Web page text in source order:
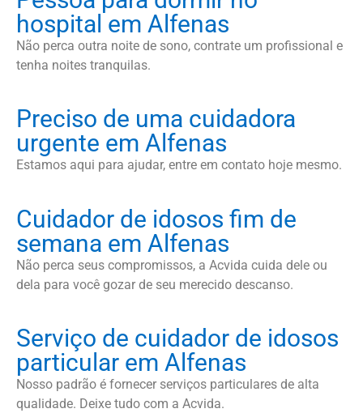
hospital em Alfenas
Não perca outra noite de sono, contrate um profissional e
tenha noites tranquilas.
Preciso de uma cuidadora
urgente em Alfenas
Estamos aqui para ajudar, entre em contato hoje mesmo.
Cuidador de idosos fim de
semana em Alfenas
Não perca seus compromissos, a Acvida cuida dele ou
dela para você gozar de seu merecido descanso.
Serviço de cuidador de idosos
particular em Alfenas
Nosso padrão é fornecer serviços particulares de alta
qualidade. Deixe tudo com a Acvida.